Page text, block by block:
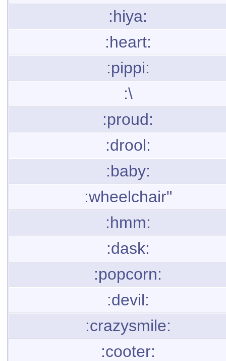
:hiya:
:heart:
:pippi:
:\
:proud:
:drool:
:baby:
:wheelchair"
:hmm:
:dask:
:popcorn:
:devil:
:crazysmile:
:cooter: